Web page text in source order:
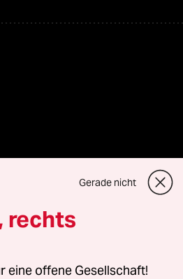
GmbH
Fragen oder für Genehmigungen
Gerade nicht
rechts
eine offene Gesellschaft!